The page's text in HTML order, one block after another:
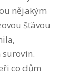
nějakým
šťávou
co dům